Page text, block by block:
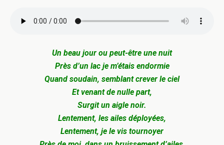
Un beau jour ou peut-être une nuit
Près d’un lac je m’étais endormie
Quand soudain, semblant crever le ciel
Et venant de nulle part,
Surgit un aigle noir.
Lentement, les ailes déployées,
Lentement, je le vis tournoyer